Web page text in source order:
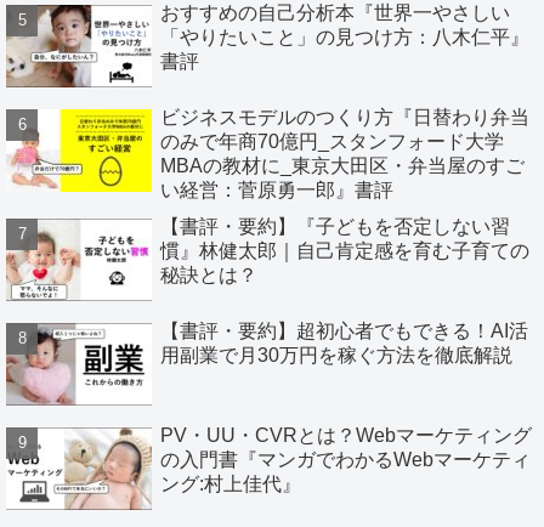
おすすめの自己分析本『世界一やさしい
「やりたいこと」の見つけ方：八木仁平』
書評
ビジネスモデルのつくり方『日替わり弁当
のみで年商70億円_スタンフォード大学
MBAの教材に_東京大田区・弁当屋のすご
い経営：菅原勇一郎』書評
【書評・要約】『子どもを否定しない習
慣』林健太郎｜自己肯定感を育む子育ての
秘訣とは？
【書評・要約】超初心者でもできる！AI活
用副業で月30万円を稼ぐ方法を徹底解説
PV・UU・CVRとは？Webマーケティング
の入門書『マンガでわかるWebマーケティ
ング:村上佳代』